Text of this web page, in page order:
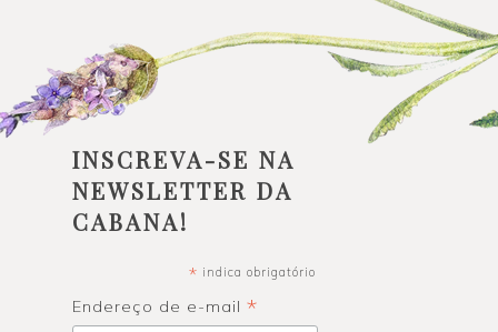
INSCREVA-SE NA
NEWSLETTER DA
CABANA!
* indica obrigatório
Endereço de e-mail *